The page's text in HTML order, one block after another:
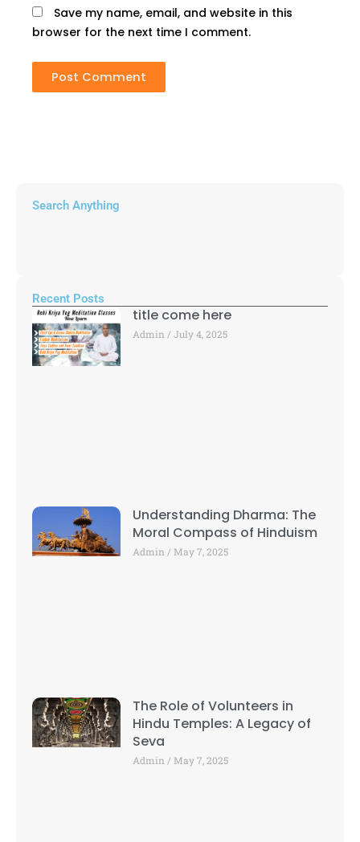
Save my name, email, and website in this
browser for the next time I comment.
Search Anything
Recent Posts
title come here
Admin July 4, 2025
Understanding Dharma: The
Moral Compass of Hinduism
Admin May 7, 2025
The Role of Volunteers in
Hindu Temples: A Legacy of
Seva
Admin May 7, 2025